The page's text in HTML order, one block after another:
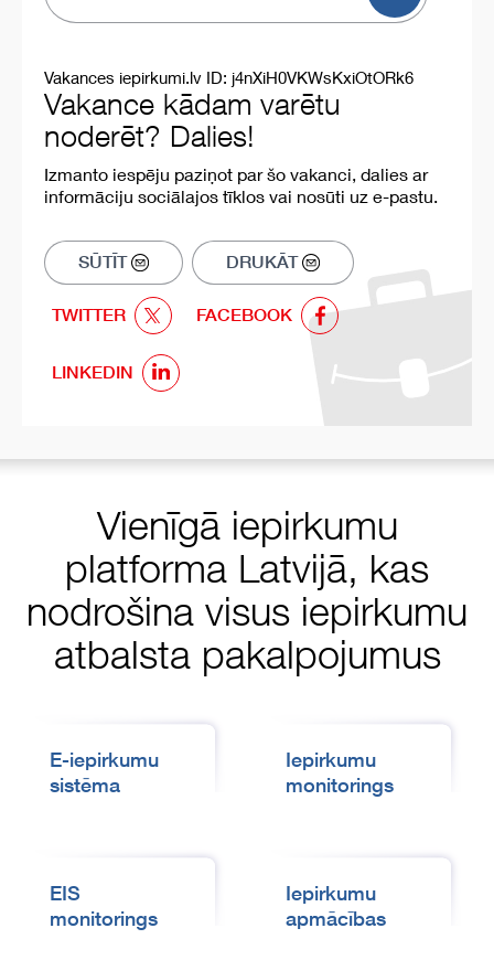
Vakances iepirkumi.lv ID: j4nXiH0VKWsKxiOtORk6
Vakance kādam varētu
noderēt? Dalies!
Izmanto iespēju paziņot par šo vakanci, dalies ar
informāciju sociālajos tīklos vai nosūti uz e-pastu.
SŪTĪT DRUKĀT
TWITTER FACEBOOK
LINKEDIN
Vienīgā iepirkumu
platforma Latvijā, kas
nodrošina visus iepirkumu
atbalsta pakalpojumus
E-iepirkumu
sistēma
Iepirkumu
monitorings
EIS
monitorings
Iepirkumu
apmācības